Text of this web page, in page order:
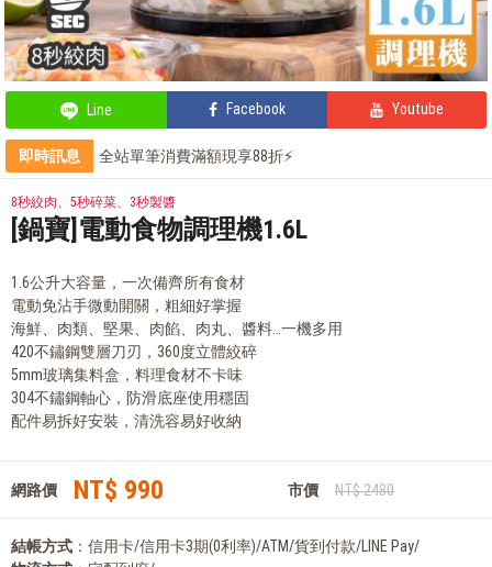
Line Facebook Youtube
即時訊息
全站單筆消費滿額現享88折⚡
鍋寶商品安心保證❤️
部落客的氣炸私房菜，不藏私分享
8秒絞肉、5秒碎菜、3秒製醬
[鍋寶]電動食物調理機1.6L
1.6公升大容量，一次備齊所有食材
電動免沾手微動開關，粗細好掌握
海鮮、肉類、堅果、肉餡、肉丸、醬料…一機多用
420不鏽鋼雙層刀刃，360度立體絞碎
5mm玻璃集料盒，料理食材不卡味
304不鏽鋼軸心，防滑底座使用穩固
配件易拆好安裝，清洗容易好收納
網路價 NT$ 990 市價 NT$ 2480
結帳方式 ：信用卡/信用卡3期(0利率)/ATM/貨到付款/LINE Pay/